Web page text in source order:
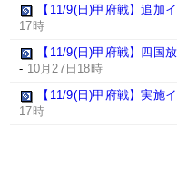
【11/9(日)甲府戦】追加
17時
【11/9(日)甲府戦】四国
- 10月27日18時
【11/9(日)甲府戦】実施
17時